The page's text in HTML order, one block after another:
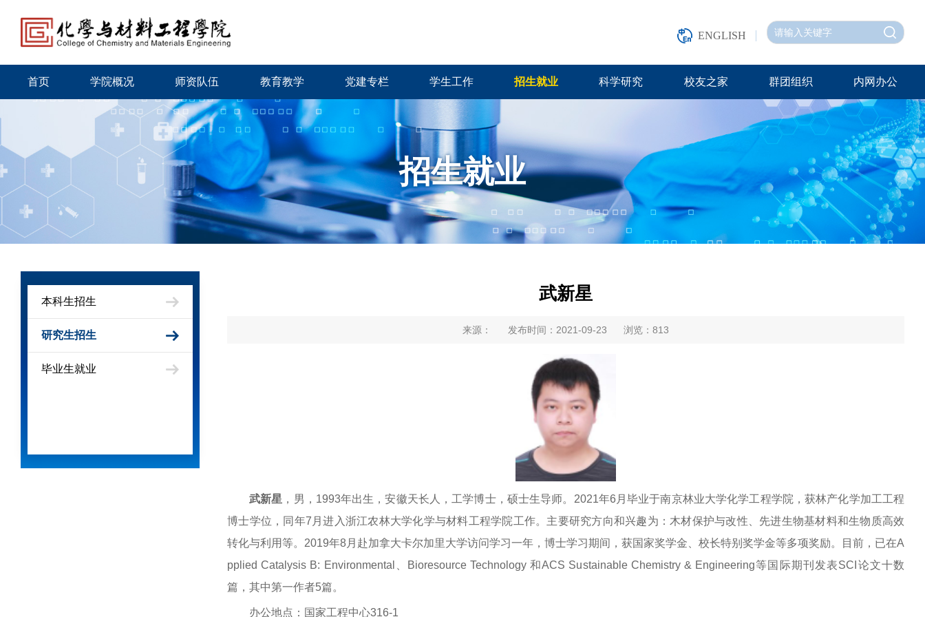
ENGLISH
首页 学院概况 师资队伍 教育教学 党建专栏 学生工作 招生就业 科学研究 校友之家 群团组织 内网办公
招生就业
本科生招生
研究生招生
毕业生就业
武新星
来源： 发布时间：2021-09-23 浏览： 813
武新星 ，男，1993年出生，安徽天长人，工学博士，硕士生导师。2021年6月毕业于南京林业大学化学工程学院，获林产化学加工工程
博士学位，同年7月进入浙江农林大学化学与材料工程学院工作。主要研究方向和兴趣为：木材保护与改性、先进生物基材料和生物质高效
转化与利用等。2019年8月赴加拿大卡尔加里大学访问学习一年，博士学习期间，获国家奖学金、校长特别奖学金等多项奖励。目前，已在A
pplied Catalysis B: Environmental、Bioresource Technology 和ACS Sustainable Chemistry & Engineering等国际期刊发表SCI论文十数
篇，其中第一作者5篇。
办公地点：国家工程中心316-1